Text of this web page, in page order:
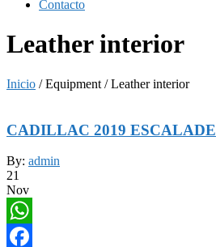
Contacto
Leather interior
Inicio / Equipment / Leather interior
CADILLAC 2019 ESCALADE
By: admin
21
Nov
WhatsApp